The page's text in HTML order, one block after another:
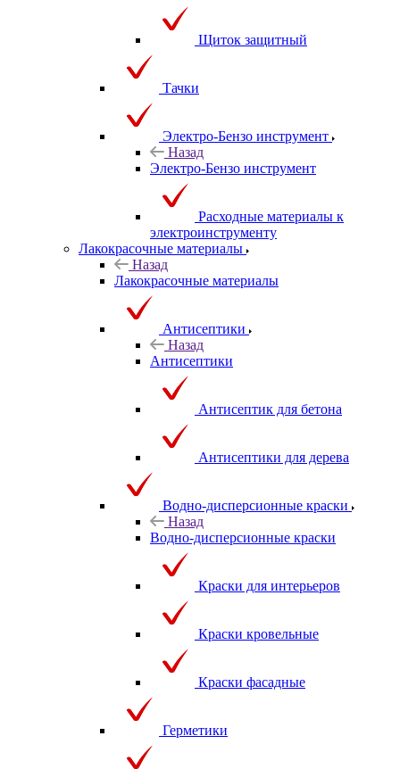
Щиток защитный
Тачки
Электро-Бензо инструмент
Назад
Электро-Бензо инструмент
Расходные материалы к
электроинструменту
Лакокрасочные материалы
Назад
Лакокрасочные материалы
Антисептики
Назад
Антисептики
Антисептик для бетона
Антисептики для дерева
Водно-дисперсионные краски
Назад
Водно-дисперсионные краски
Краски для интерьеров
Краски кровельные
Краски фасадные
Герметики